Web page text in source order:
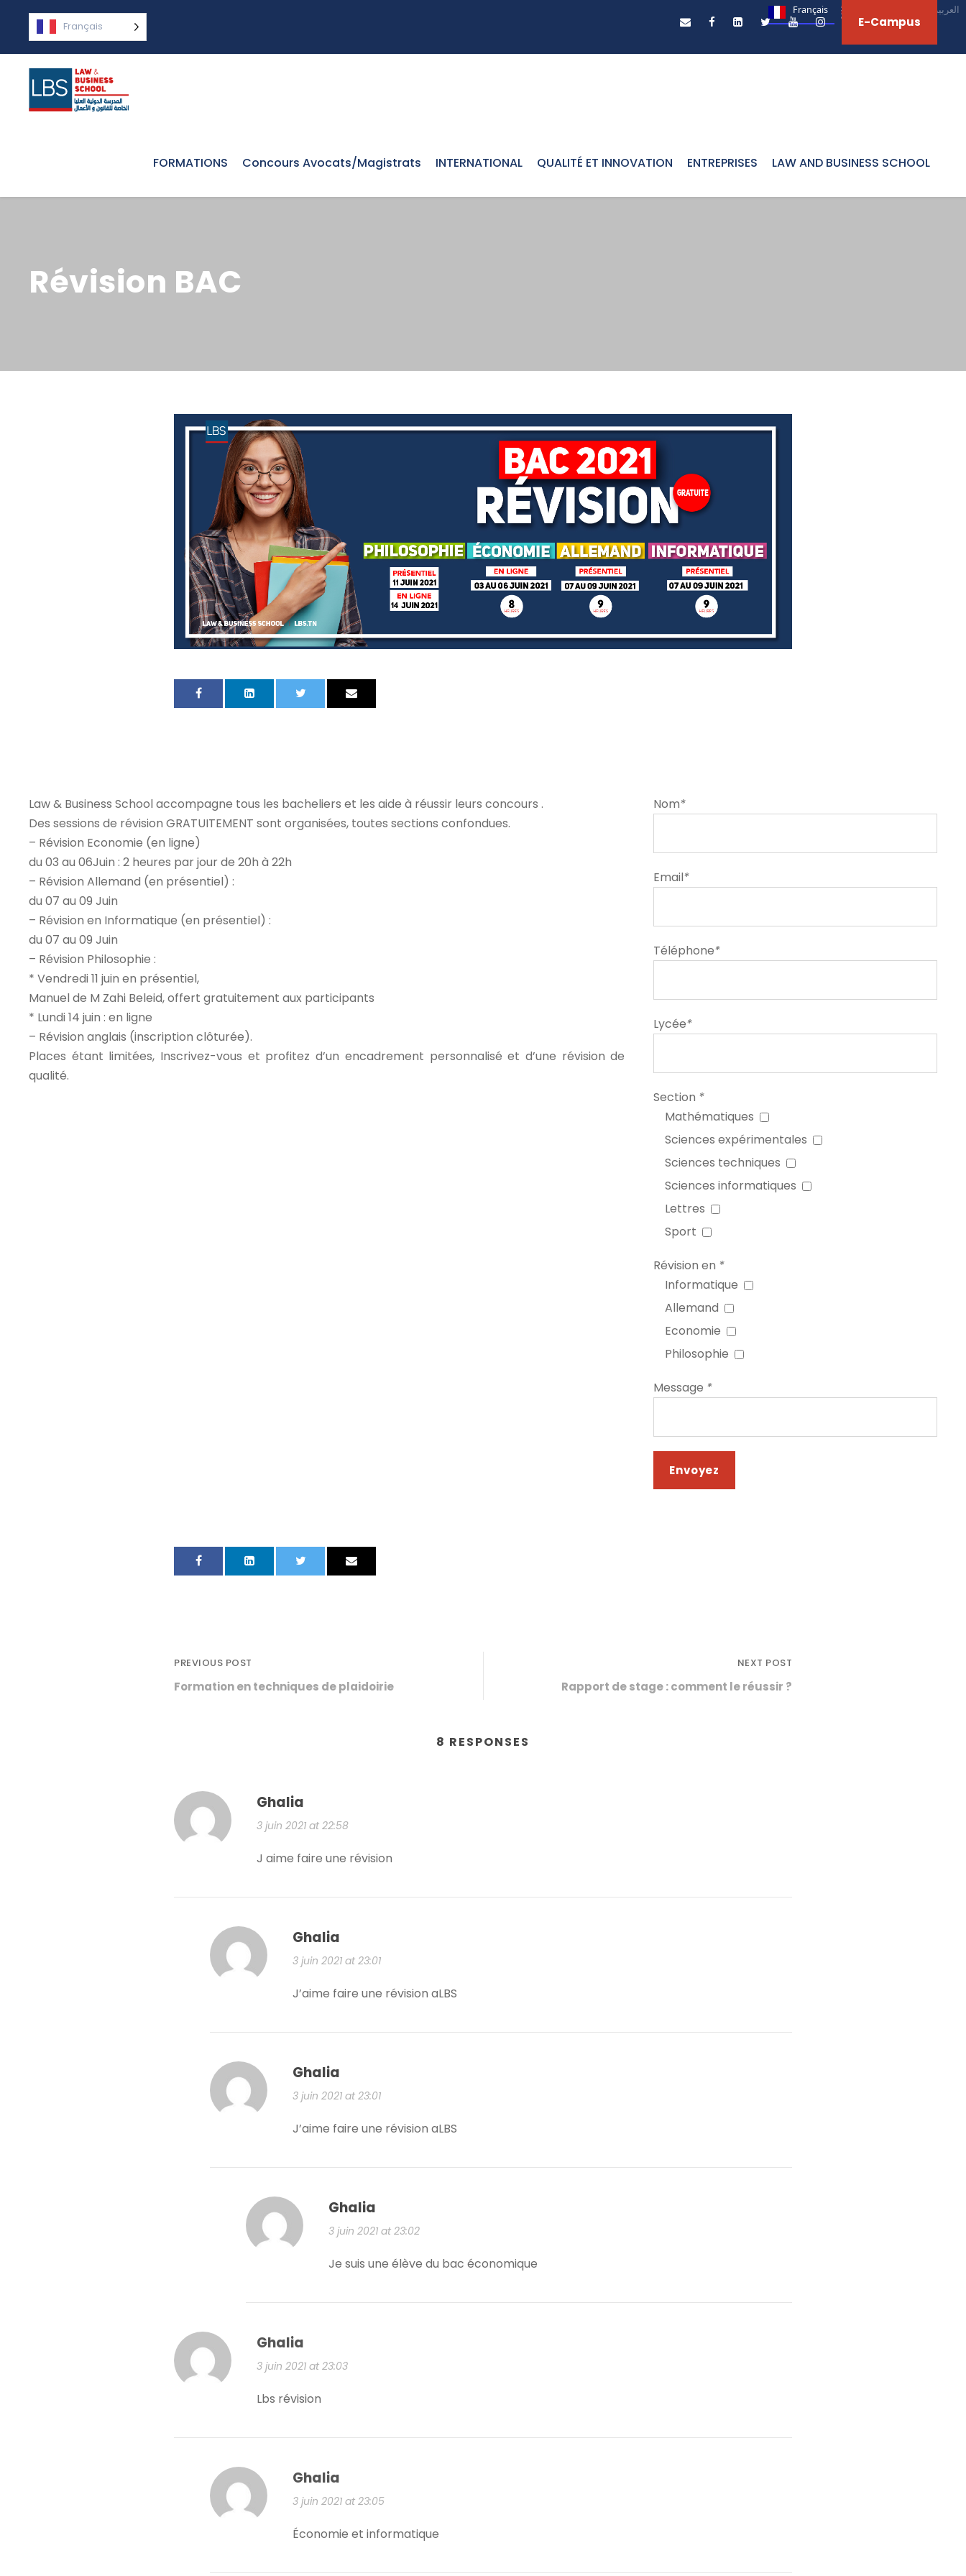
Français العربية‏
Français E-Campus
FORMATIONS Concours Avocats/Magistrats INTERNATIONAL QUALITÉ ET INNOVATION ENTREPRISES LAW AND BUSINESS SCHOOL
Révision BAC
Law & Business School accompagne tous les bacheliers et les aide à réussir leurs concours .
Des sessions de révision GRATUITEMENT sont organisées, toutes sections confondues.
– Révision Economie (en ligne)
du 03 au 06Juin : 2 heures par jour de 20h à 22h
– Révision Allemand (en présentiel) :
du 07 au 09 Juin
– Révision en Informatique (en présentiel) :
du 07 au 09 Juin
– Révision Philosophie :
* Vendredi 11 juin en présentiel,
Manuel de M Zahi Beleid, offert gratuitement aux participants
* Lundi 14 juin : en ligne
– Révision anglais (inscription clôturée).
Places étant limitées, Inscrivez-vous et profitez d’un encadrement personnalisé et d’une révision de
qualité.
Nom*
Email*
Téléphone*
Lycée*
Section *
Mathématiques
Sciences expérimentales
Sciences techniques
Sciences informatiques
Lettres
Sport
Révision en *
Informatique
Allemand
Economie
Philosophie
Message *
PREVIOUS POST
Formation en techniques de plaidoirie
NEXT POST
Rapport de stage : comment le réussir ?
8 RESPONSES
Ghalia
3 juin 2021 at 22:58
J aime faire une révision
Ghalia
3 juin 2021 at 23:01
J’aime faire une révision aLBS
Ghalia
3 juin 2021 at 23:01
J’aime faire une révision aLBS
Ghalia
3 juin 2021 at 23:02
Je suis une élève du bac économique
Ghalia
3 juin 2021 at 23:03
Lbs révision
Ghalia
3 juin 2021 at 23:05
Économie et informatique